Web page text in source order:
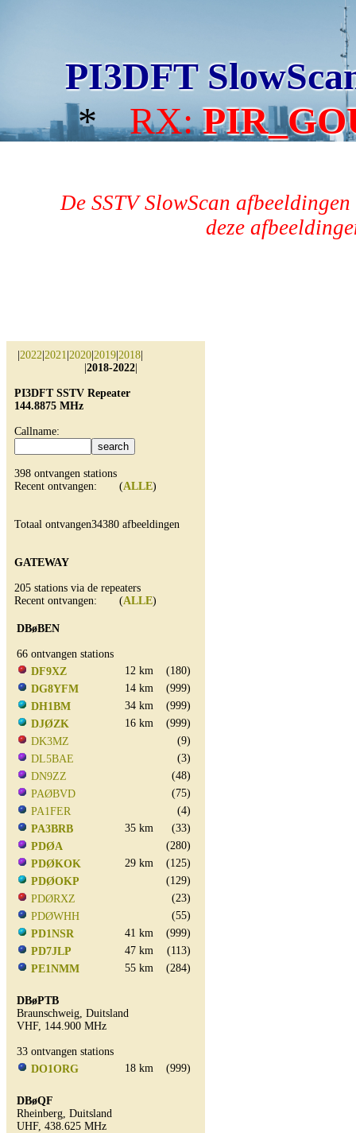
PI3DFT
*RX:
De SSTV SlowScan
deze
2022 2021 2020 2019 2018
2018-2022
PI3DFT SSTV Repeater
144.8875 MHz
Callname:
398 ontvangen stations
Recent ontvangen: (ALLE)
Totaal ontvangen34380 afbeeldingen
GATEWAY
205 stations via de repeaters
Recent ontvangen: (ALLE)
DBøBEN
66 ontvangen stations
DF9XZ
12 km
(180)
DG8YFM
14 km
(999)
DH1BM
34 km
(999)
DJØZK
16 km
(999)
DK3MZ
(9)
DL5BAE
(3)
DN9ZZ
(48)
PAØBVD
(75)
PA1FER
(4)
PA3BRB
35 km
(33)
PDØA
(280)
PDØKOK
29 km
(125)
PDØOKP
(129)
PDØRXZ
(23)
PDØWHH
(55)
PD1NSR
41 km
(999)
PD7JLP
47 km
(113)
PE1NMM
55 km (284)
DBøPTB
Braunschweig, Duitsland
VHF, 144.900 MHz
33 ontvangen stations
DO1ORG
18 km (999)
DBøQF
Rheinberg, Duitsland
UHF, 438.625 MHz